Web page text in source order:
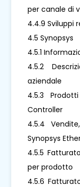
per canale di
4.4.9 Sviluppi
4.5 Synopsys
4.5.1
4.5.2
aziendale
4.5.3
Controller
4.5.4
Synopsys
4.5.5
per prodotto
4.5.6